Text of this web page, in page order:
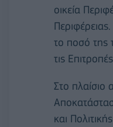
οικεία
το ποσό της
τις
Στο πλαίσιο
και